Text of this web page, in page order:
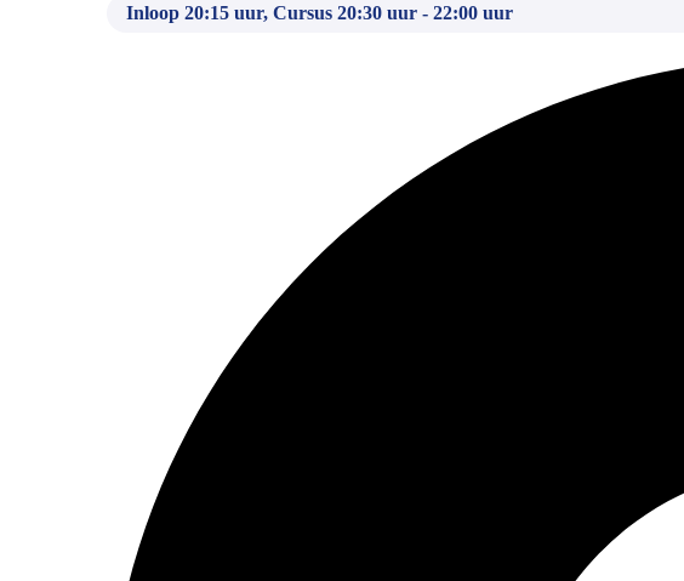
Inloop 20:15 uur, Cursus 20:30 uur - 22:00 uur